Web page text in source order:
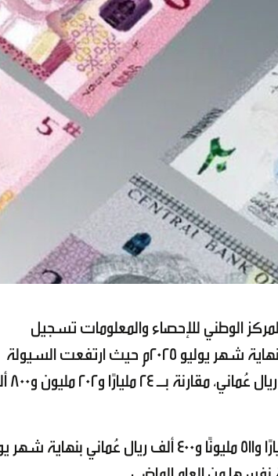
الوطني للإحصاء والمعلومات تسجيل
مؤشرات السيولة والإقراض في سلطنة عُمان نموًّا ملحوظًا بنهاية شهر يوليو 2025م حيث ارتفعت السيولة
المحلية بنسبة 5.2
وفي المقابل، تراجع النقد المصدر بنسبة 6.1 بالمائة مسجلًا مليارًا و511 مليونًا و400 ألف ريال عُماني